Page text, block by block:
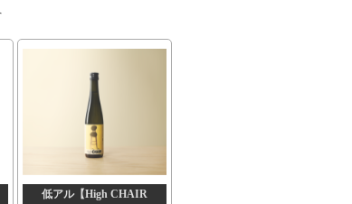
低アル【High CHAIR